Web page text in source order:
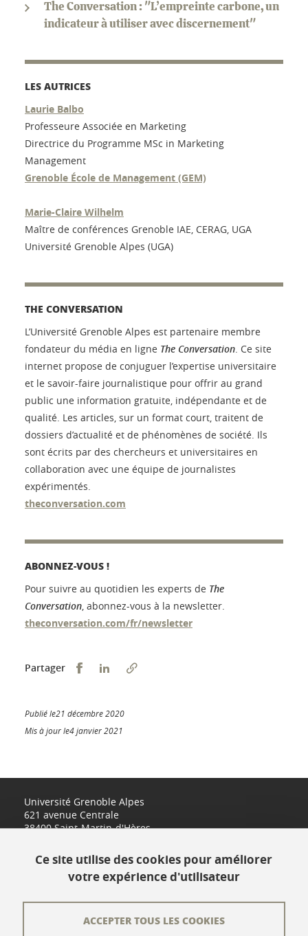
The Conversation : "L’empreinte carbone, un
indicateur à utiliser avec discernement"
LES AUTRICES
Laurie Balbo
Professeure Associée en Marketing
Directrice du Programme MSc in Marketing
Management
Grenoble École de Management (GEM)
Marie-Claire Wilhelm
Maître de conférences Grenoble IAE, CERAG, UGA
Université Grenoble Alpes (UGA)
THE CONVERSATION
L’Université Grenoble Alpes est partenaire membre
fondateur du média en ligne The Conversation. Ce site
internet propose de conjuguer l’expertise universitaire
et le savoir-faire journalistique pour offrir au grand
public une information gratuite, indépendante et de
qualité. Les articles, sur un format court, traitent de
dossiers d’actualité et de phénomènes de société. Ils
sont écrits par des chercheurs et universitaires en
collaboration avec une équipe de journalistes
expérimentés.
theconversation.com
ABONNEZ-VOUS !
Pour suivre au quotidien les experts de The
Conversation, abonnez-vous à la newsletter.
theconversation.com/fr/newsletter
Partager Partager sur Facebook
Partager sur LinkedIn
Publié le21 décembre 2020
Mis à jour le4 janvier 2021
Université Grenoble Alpes
621 avenue Centrale
38400 Saint-Martin-d'Hères
Ce site utilise des cookies pour améliorer
votre expérience d'utilisateur
ACCEPTER TOUS LES COOKIES